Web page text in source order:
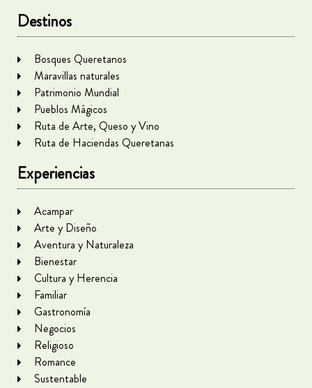
Destinos
Bosques Queretanos
Maravillas naturales
Patrimonio Mundial
Pueblos Mágicos
Ruta de Arte, Queso y Vino
Ruta de Haciendas Queretanas
Experiencias
Acampar
Arte y Diseño
Aventura y Naturaleza
Bienestar
Cultura y Herencia
Familiar
Gastronomía
Negocios
Religioso
Romance
Sustentable